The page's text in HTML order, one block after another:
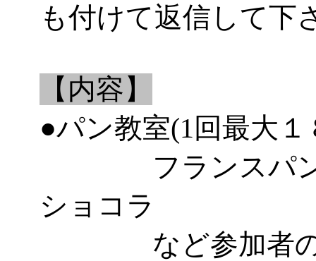
も付けて返信して下
【内容】
●パン教室(1回最大１
フランスパン、
ショコラ
など参加者のレ